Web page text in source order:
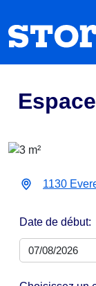
1130
Date de début: